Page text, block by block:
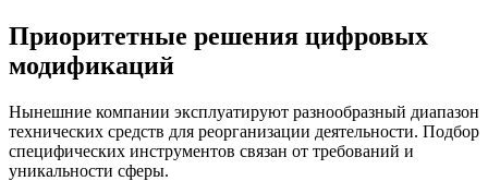
Приоритетные решения цифровых
модификаций
Нынешние компании эксплуатируют разнообразный диапазон
технических средств для реорганизации деятельности. Подбор
специфических инструментов связан от требований и
уникальности сферы.